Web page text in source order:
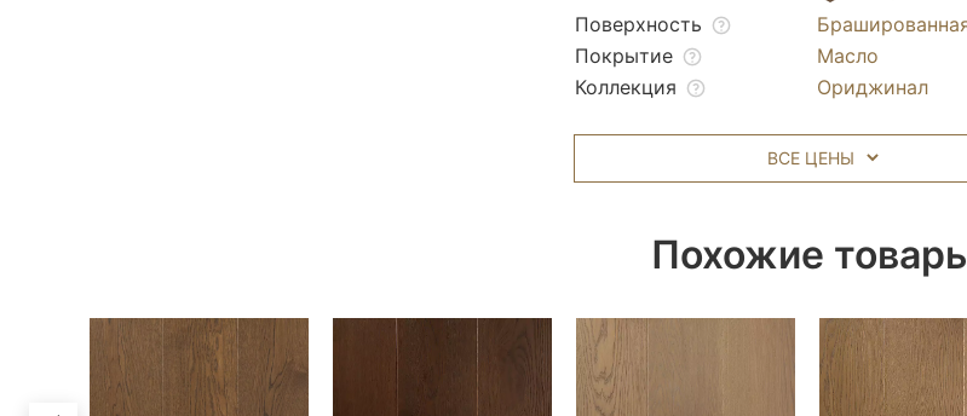
Поверхность
Покрытие
Масло
Коллекция
Ориджинал
ВСЕ ЦЕНЫ
Похожие